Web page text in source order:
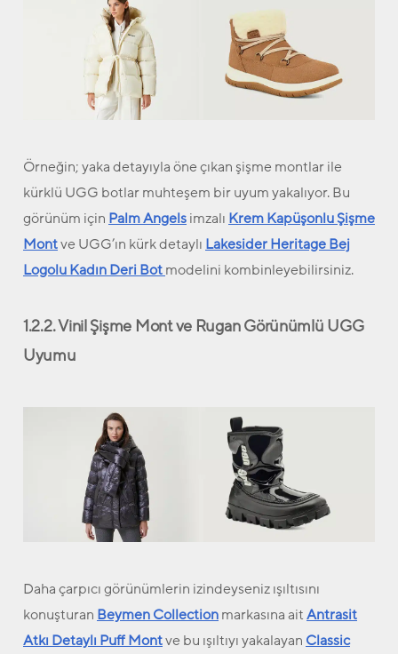
Örneğin; yaka detayıyla öne çıkan şişme montlar ile
kürklü UGG botlar muhteşem bir uyum yakalıyor. Bu
görünüm için Palm Angelsimzalı Krem Kapüşonlu Şişme
Montve UGG’ın kürk detaylı Lakesider Heritage Bej
Logolu Kadın Deri Botmodelini kombinleyebilirsiniz.
1.2.2. Vinil Şişme Mont ve Rugan Görünümlü UGG
Uyumu
Daha çarpıcı görünümlerin izindeyseniz ışıltısını
konuşturan Beymen Collectionmarkasına aitAntrasit
Atkı Detaylı Puff Montve bu ışıltıyı yakalayan Classic